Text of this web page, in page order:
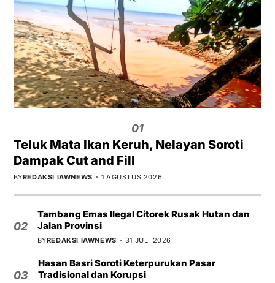
01
Teluk Mata Ikan Keruh, Nelayan Soroti
Dampak Cut and Fill
BYREDAKSI IAWNEWS 1 AGUSTUS 2026
02
Tambang Emas Ilegal Citorek Rusak Hutan dan
Jalan Provinsi
BYREDAKSI IAWNEWS 31 JULI 2026
03
Hasan Basri Soroti Keterpurukan Pasar
Tradisional dan Korupsi